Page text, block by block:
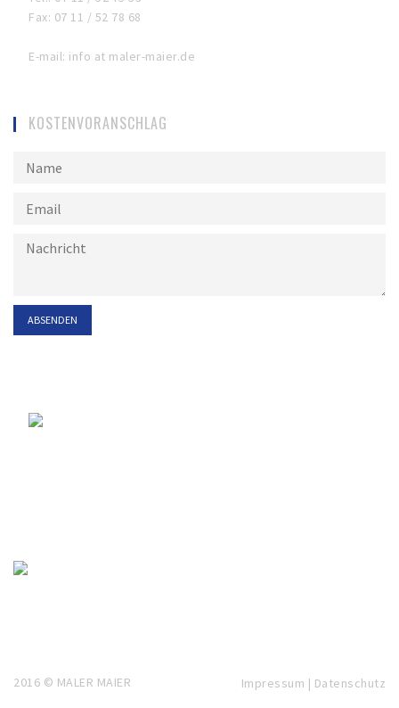
Fax: 07 11 / 52 78 68
E-mail: info at maler-maier.de
KOSTENVORANSCHLAG
2016 © MALER MAIER Impressum | Datenschutz